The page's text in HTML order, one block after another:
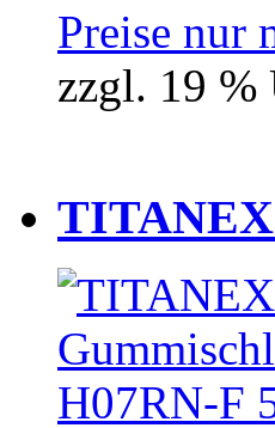
Preise nur
zzgl. 19 %
TITANEX